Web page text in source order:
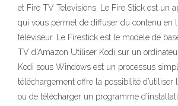
et Fire TV Televisions. Le Fire Stick est un
qui vous permet de diffuser du contenu en
téléviseur. Le Firestick est le modèle de
TV d'Amazon Utiliser Kodi sur un
Kodi sous Windows est un processus
téléchargement offre la possibilité d’utiliser
ou de télécharger un programme